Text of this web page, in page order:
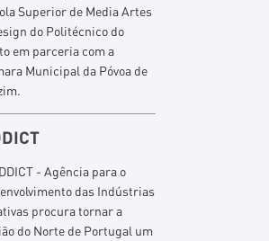
Superior de Media Artes
do Politécnico do
em parceria com a
Municipal da Póvoa de
- Agência para o
das Indústrias
procura tornar a
do Norte de Portugal um